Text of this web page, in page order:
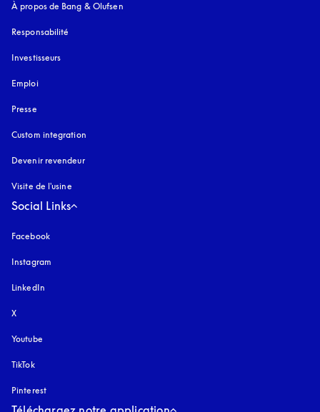
À propos de Bang & Olufsen
Responsabilité
Investisseurs
Emploi
Presse
Custom integration
Devenir revendeur
Visite de l'usine
Social Links
Facebook
Instagram
LinkedIn
X
Youtube
TikTok
Pinterest